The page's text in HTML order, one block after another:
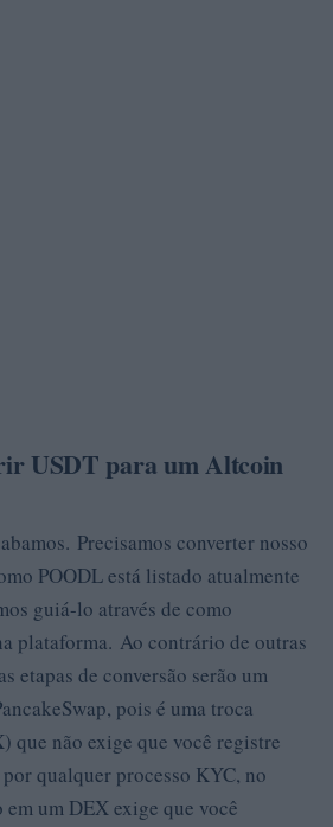
USDT para um Altcoin
Precisamos converter nosso
POODL está listado atualmente
guiá-lo através de como
plataforma. Ao contrário de outras
etapas de conversão serão um
pois é uma troca
que não exige que você registre
qualquer processo KYC, no
um DEX exige que você